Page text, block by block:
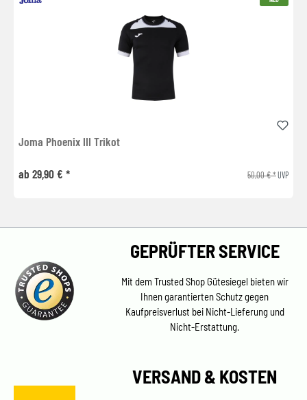
Joma Phoenix III Trikot
ab 29,90 € * 50,00 € *UVP
GEPRÜFTER SERVICE
Mit dem Trusted Shop Gütesiegel bieten wir
Ihnen garantierten Schutz gegen
Kaufpreisverlust bei Nicht-Lieferung und
Nicht-Erstattung.
VERSAND & KOSTEN